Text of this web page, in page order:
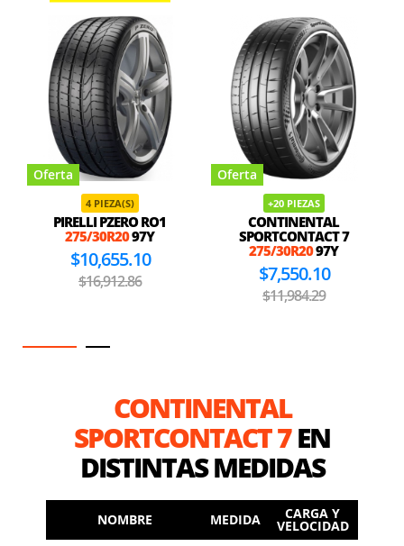
Oferta
4 PIEZA(S)
PIRELLI PZERO RO1
275/30R2097Y
$10,655.10
$16,912.86
Oferta
+20 PIEZAS
CONTINENTAL
SPORTCONTACT 7
275/30R2097Y
$7,550.10
$11,984.29
CONTINENTAL
SPORTCONTACT 7EN
DISTINTAS MEDIDAS
NOMBRE MEDIDA CARGA Y
VELOCIDAD